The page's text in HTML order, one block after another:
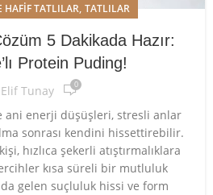
HAFIF TATLILAR, TATLILAR
5 Dakikada Hazır:
Protein Puding!
Elif Tunay 0
ani enerji düşüşleri, stresli anlar
sonrası kendini hissettirebilir.
hızlıca şekerli atıştırmalıklara
kısa süreli bir mutluluk
gelen suçluluk hissi ve form